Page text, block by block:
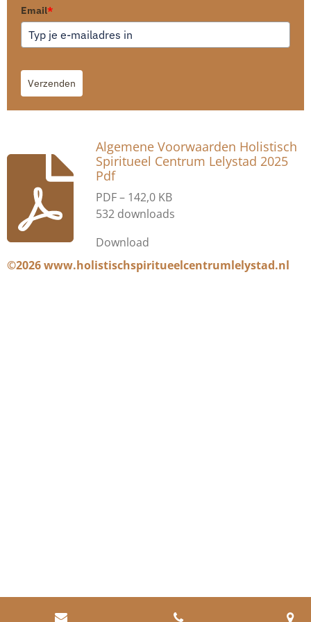
Email*
Verzenden
Algemene Voorwaarden Holistisch
Spiritueel Centrum Lelystad 2025
Pdf
PDF – 142,0 KB
532 downloads
Download
©2026 www.holistischspiritueelcentrumlelystad.nl